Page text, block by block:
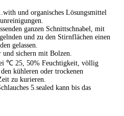
und organisches Lösungsmittel
ganzen Schnittschnabel, mit
und zu den Stirnflächen einen
gelassen.
und sichern mit Bolzen.
℃ 25, 50% Feuchtigkeit, völlig
kühleren oder trockenen
zu kurieren.
5.sealed kann bis das